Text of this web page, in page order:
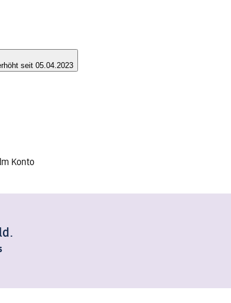
seit 05.04.2023
Konto